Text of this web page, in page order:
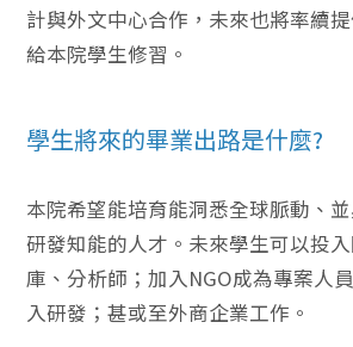
計與外文中心合作，未來也將率續
給本院學生修習。
學生將來的畢業出路是什麼?
本院希望能培育能洞悉全球脈動、
研發知能的人才。未來學生可以投
庫、分析師；加入NGO成為專案人
入研發；甚或至外商企業工作。